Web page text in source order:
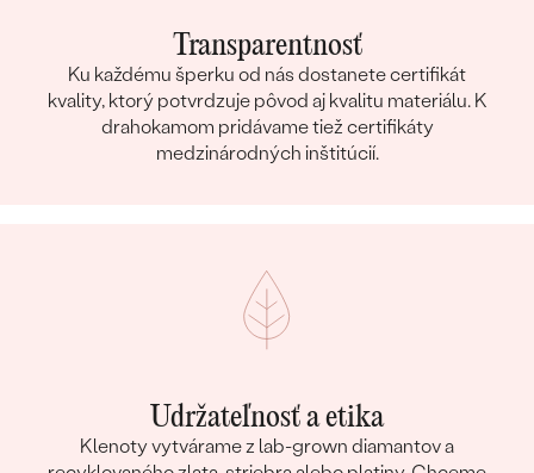
Transparentnosť
Ku každému šperku od nás dostanete certifikát
kvality, ktorý potvrdzuje pôvod aj kvalitu materiálu. K
drahokamom pridávame tiež certifikáty
medzinárodných inštitúcií.
Udržateľnosť a etika
Klenoty vytvárame z lab-grown diamantov a